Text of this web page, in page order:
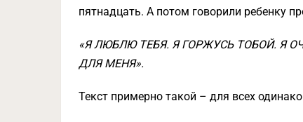
пятнадцать. А потом говорили ребенку
«Я ЛЮБЛЮ ТЕБЯ. Я ГОРЖУСЬ ТОБОЙ. Я
ДЛЯ МЕНЯ».
Текст примерно такой – для всех